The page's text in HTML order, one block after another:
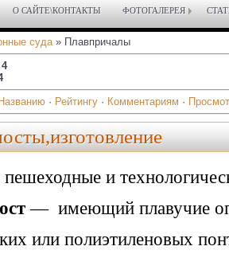
О САЙТЕ\КОНТАКТЫ ФОТОГАЛЕРЕЯ
суда» Плавпричалы
4
Названию · Рейтингу · Комментариям ·
пешеходные и
— имеющий плавучие
или полиэтиленовых